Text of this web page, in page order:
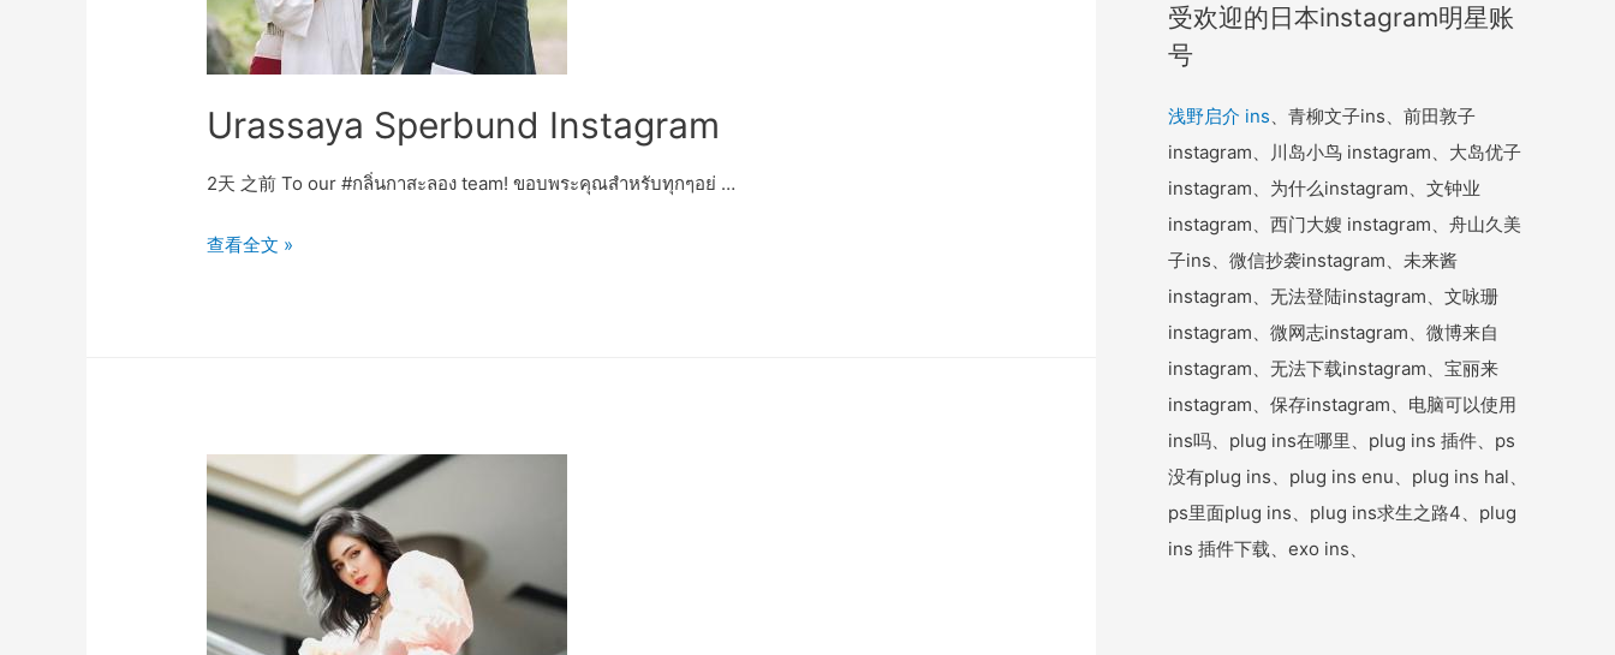
Urassaya Sperbund Instagram
2天 之前 To our #กลิ่นกาสะลอง team! ขอบพระคุณสำหรับทุกๆอย่ …
Urassaya
查看全文 »
受欢迎的日本instagram明星账
号
浅野启介 ins 、青柳文子ins、前田敦子
instagram、川岛小鸟 instagram、大岛优子
instagram、为什么instagram、文钟业
instagram、西门大嫂 instagram、舟山久美
子ins、微信抄袭instagram、未来酱
instagram、无法登陆instagram、文咏珊
instagram、微网志instagram、微博来自
instagram、无法下载instagram、宝丽来
instagram、保存instagram、电脑可以使用
ins吗、plug ins在哪里、plug ins 插件、ps
没有plug ins、plug ins enu、plug ins hal、
ps里面plug ins、plug ins求生之路4、plug
ins 插件下载、exo ins、